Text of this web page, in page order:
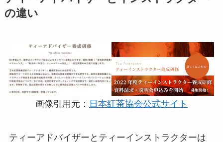
の違い
画像引用元： 日本紅茶協会公式サイト
ティーアドバイザーとティーインストラクターは